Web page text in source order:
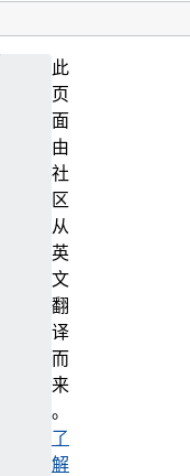
此
页
面
由
社
区
从
英
文
翻
译
而
来
。
了
解